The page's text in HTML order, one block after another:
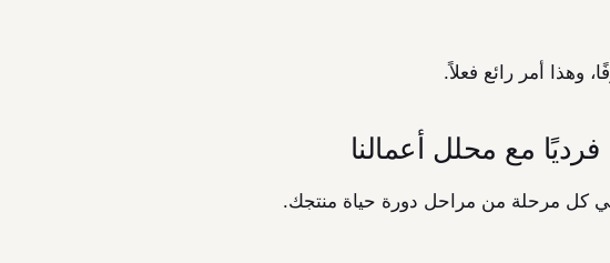
وهذا أمر رائع فعلاً.
مع محلل أعمالنا
في كل مرحلة من مراحل دورة حياة منتجك.